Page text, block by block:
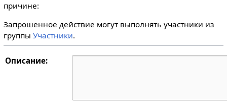
причине:
Запрошенное действие могут выполнять участники из
группы Участники.
Описание: